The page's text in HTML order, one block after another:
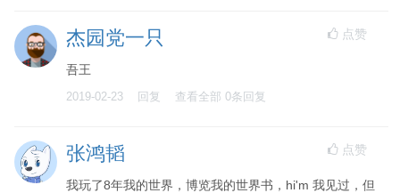
杰园党一只 点赞
吾王
2019-02-23 回复 查看全部 0条回复
张鸿韬 点赞
我玩了8年我的世界，博览我的世界书，hi'm 我见过，但